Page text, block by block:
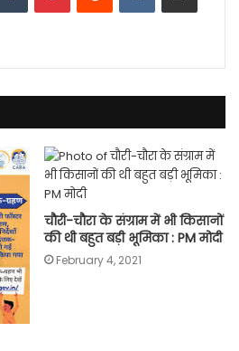
चौरी-चौरा के संग्राम में भी किसानों
की थी बहुत बड़ी भूमिका : PM मोदी
February 4, 2021